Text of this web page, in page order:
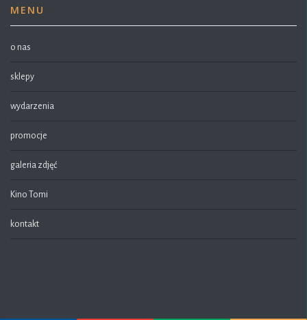
MENU
o nas
sklepy
wydarzenia
promocje
galeria zdjęć
Kino Tomi
kontakt